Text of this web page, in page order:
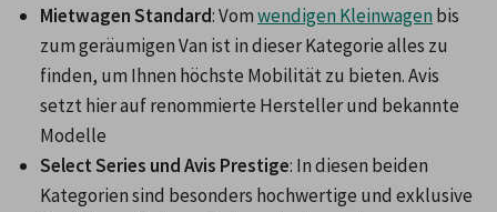
Mietwagen Standard: Vom wendigen Kleinwagen bis
zum geräumigen Van ist in dieser Kategorie alles zu
finden, um Ihnen höchste Mobilität zu bieten. Avis
setzt hier auf renommierte Hersteller und bekannte
Modelle
Select Series und Avis Prestige: In diesen beiden
Kategorien sind besonders hochwertige und exklusive